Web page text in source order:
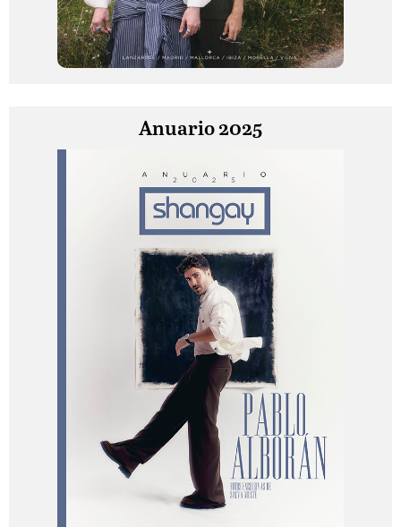
Anuario 2025